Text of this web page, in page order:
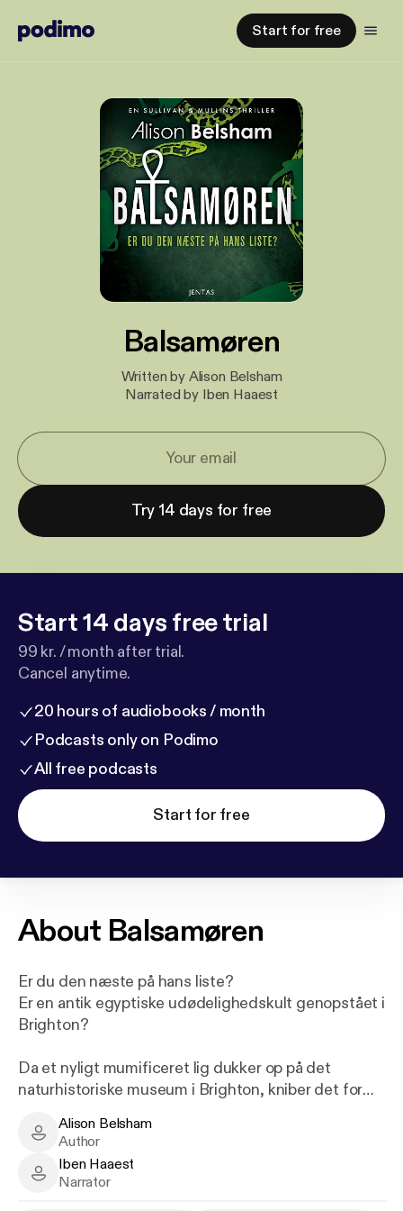
Start for free
Balsamøren
Written by Alison Belsham
Narrated by Iben Haaest
Try 14 days for free
Start 14 days free trial
99 kr. / month after trial.
Cancel anytime.
20 hours of audiobooks / month
Podcasts only on Podimo
All free podcasts
Start for free
About Balsamøren
Er du den næste på hans liste?
Er en antik egyptiske udødelighedskult genopstået i
Brighton?
Da et nyligt mumificeret lig dukker op på det
naturhistoriske museum i Brighton, kniber det for
identificeret den udtørrede kvinde. Men da
egyptiske begravelsesurner med ligdele og
tilhørende kryptiske budskaber begynder at dukke
Alison Belsham - Author
Alison Belsham
Author
Iben Haaest - Narrator
Iben Haaest
Narrator